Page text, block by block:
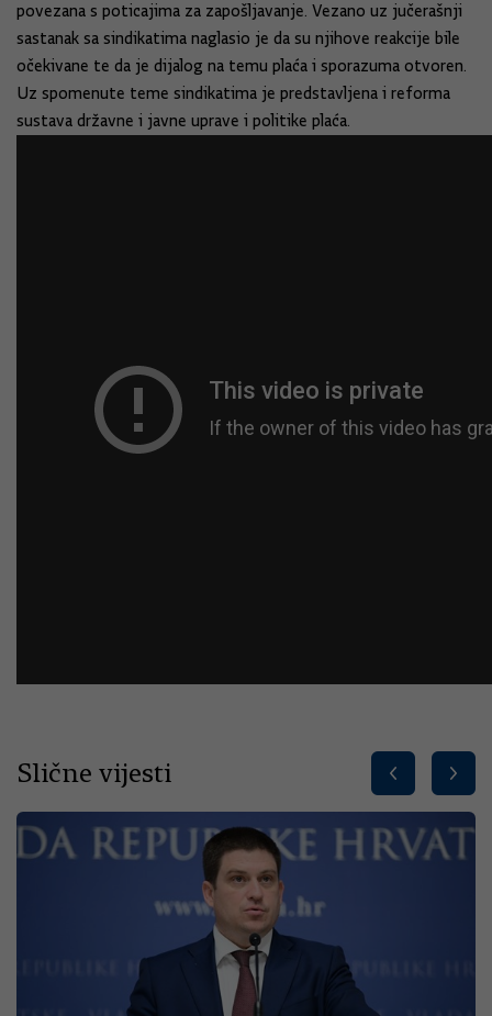
povezana s poticajima za zapošljavanje. Vezano uz jučerašnji
sastanak sa sindikatima naglasio je da su njihove reakcije bile
očekivane te da je dijalog na temu plaća i sporazuma otvoren.
Uz spomenute teme sindikatima je predstavljena i reforma
sustava državne i javne uprave i politike plaća.
Slične vijesti